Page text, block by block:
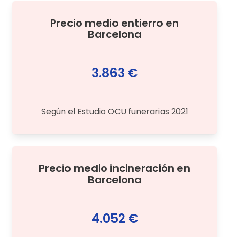
Precio medio entierro en
Barcelona
3.863 €
Según el Estudio OCU funerarias 2021
Precio medio incineración en
Barcelona
4.052 €